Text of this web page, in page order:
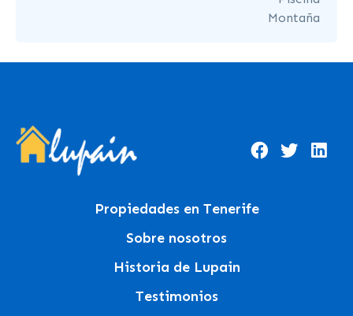
Montaña
Propiedades en Tenerife
Sobre nosotros
Historia de Lupain
Testimonios